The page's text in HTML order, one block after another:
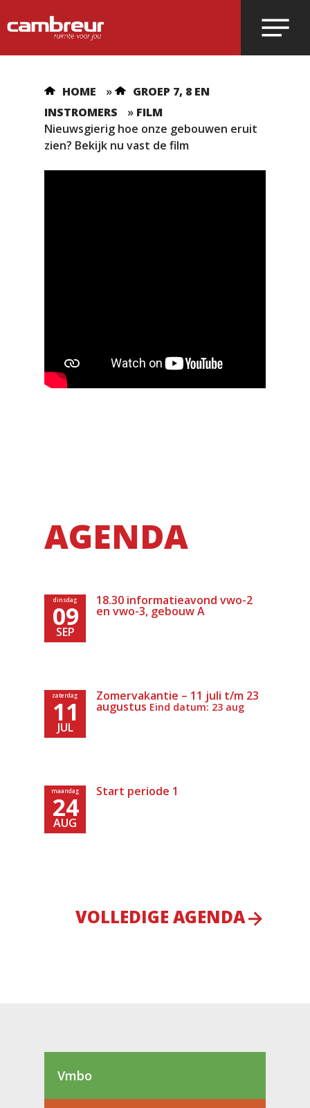
Voer je zoekopdracht in en druk op
HOME »
GROEP 7, 8 EN
INSTROMERS
» FILM
Nieuwsgierig hoe onze gebouwen eruit
zien? Bekijk nu vast de film
AGENDA
dinsdag
09
SEP
18.30 informatieavond vwo-2
en vwo-3, gebouw A
zaterdag
11
JUL
Zomervakantie – 11 juli t/m 23
augustus Eind datum: 23 aug
maandag
24
AUG
Start periode 1
VOLLEDIGE AGENDA
Vmbo